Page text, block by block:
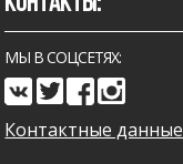
МЫ В СОЦСЕТЯХ:
Контактные данные